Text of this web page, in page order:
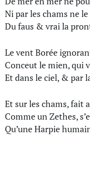
Ni par les chams ne
Du faus & vrai la
Le vent Borée
Conceut le mien, qui
Et dans le ciel, & par
Et sur les chams, fait
Comme un Zethes,
Qu’une Harpie